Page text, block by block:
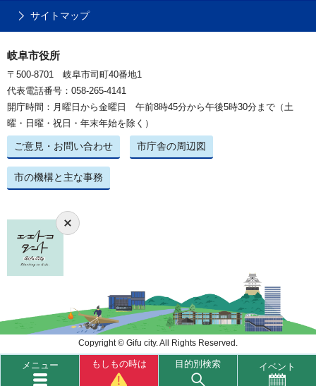
メニュー もしもの時は 目的別検索 イベント
サイトマップ
岐阜市役所
〒500-8701 岐阜市司町40番地1
代表電話番号：058-265-4141
開庁時間：月曜日から金曜日 午前8時45分から午後5時30分まで（土
曜・日曜・祝日・年末年始を除く）
ご意見・お問い合わせ 市庁舎の周辺図
市の機構と主な事務
Copyright © Gifu city. All Rights Reserved.